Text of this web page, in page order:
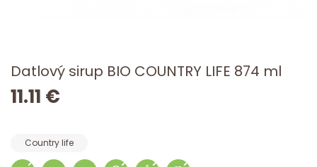
Datlový sirup BIO COUNTRY LIFE 874 ml
11.11 €
Country life